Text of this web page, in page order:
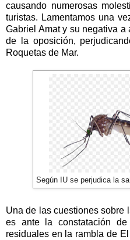
causando numerosas
turistas. Lamentamos una
Gabriel Amat y su negativa
de la oposición,
Roquetas de Mar.
Según IU se perjudica la
Una de las cuestiones sobre
es ante la constatación
residuales en la rambla de